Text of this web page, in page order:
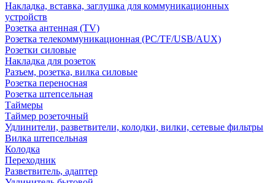
Накладка, вставка, заглушка для коммуникационных
устройств
Розетка антенная (TV)
Розетка телекоммуникационная (PC/TF/USB/AUX)
Розетки силовые
Накладка для розеток
Разъем, розетка, вилка силовые
Розетка переносная
Розетка штепсельная
Таймеры
Таймер розеточный
Удлинители, разветвители, колодки, вилки, сетевые фильтры
Вилка штепсельная
Колодка
Переходник
Разветвитель, адаптер